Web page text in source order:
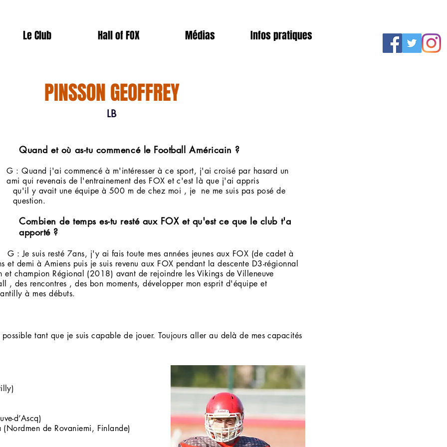
Le Club Hall of FOX Médias Infos pratiques
PINSSON GEOFFREY
LB
le Football Américain ?
G : Quand j'ai commencé à m'intéresser à ce sport, j'ai croisé par hasard un
qui revenais de l'entrainement des FOX et c'est là que j'ai appris
qu'il y avait une équipe à 500 m de chez moi , je ne me suis pas posé de
question.
aux FOX et qu'est ce que le club t'a
?
toute mes années jeunes aux FOX (de cadet à
demi à Amiens puis je suis revenu aux FOX pendant la descente D3-régionnal
champion Régional (2018) avant de rejoindre les Vikings de Villeneuve
, des rencontres , des bon moments, développer mon esprit d'équipe et
à mes débuts.
tant que je suis capable de jouer. Toujours aller au delà de mes capacités
d’Ascq)
de Rovaniemi, Finlande)